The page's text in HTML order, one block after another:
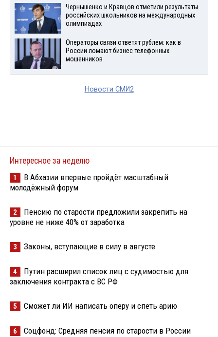
Чернышенко и Кравцов отметили результаты
российских школьников на международных
олимпиадах
Операторы связи ответят рублем: как в
России ломают бизнес телефонных
мошенников
Новости СМИ2
Интересное за неделю
1
В Абхазии впервые пройдёт масштабный
молодёжный форум
2
Пенсию по старости предложили закрепить на
уровне не ниже 40% от заработка
3 Законы, вступающие в силу в августе
4
Путин расширил список лиц с судимостью для
заключения контракта с ВС РФ
5 Сможет ли ИИ написать оперу и спеть арию
6
Соцфонд: Средняя пенсия по старости в России